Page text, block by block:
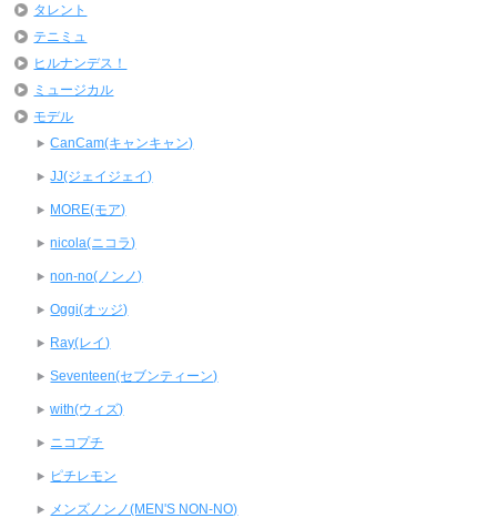
タレント
テニミュ
ヒルナンデス！
ミュージカル
モデル
CanCam(キャンキャン)
JJ(ジェイジェイ)
MORE(モア)
nicola(ニコラ)
non-no(ノンノ)
Oggi(オッジ)
Ray(レイ)
Seventeen(セブンティーン)
with(ウィズ)
ニコプチ
ピチレモン
メンズノンノ(MEN'S NON-NO)